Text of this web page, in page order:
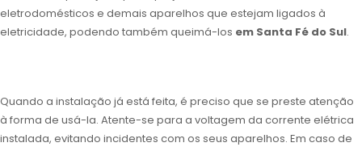
eletrodomésticos e demais aparelhos que estejam ligados à
eletricidade, podendo também queimá-los em Santa Fé do Sul.
Quando a instalação já está feita, é preciso que se preste atenção
à forma de usá-la. Atente-se para a voltagem da corrente elétrica
instalada, evitando incidentes com os seus aparelhos. Em caso de